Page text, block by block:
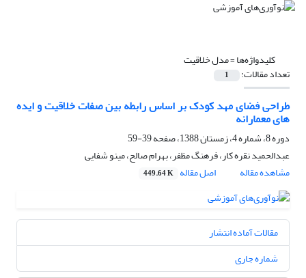
کلیدواژه‌ها =مدل خلاقیت
تعداد مقالات: 1
طراحی فضای مهد کودک بر اساس رابطه بین صفات خلاقیت و ایده
های معمارانه
دوره 8، شماره 4، زمستان 1388، صفحه
39-59
عبدالحمید نقره کار، فرهنگ مظفر، بهرام صالح، مینو شفایی
مشاهده مقاله
اصل مقاله 449.64 K
مقالات آماده انتشار
شماره جاری